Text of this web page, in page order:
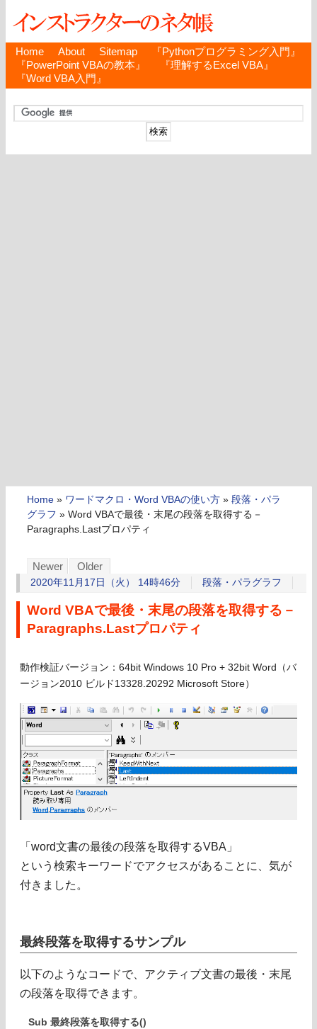
Home About Sitemap
『Pythonプログラミング入門』
『PowerPoint VBAの教本』
『理解するExcel VBA』
『Word VBA入門』
Home » ワードマクロ・Word VBAの使い方 » 段落・パラ
グラフ » Word VBAで最後・末尾の段落を取得する－
Paragraphs.Lastプロパティ
Newer Older
2020年11月17日（火） 14時46分 段落・パラグラフ
Word VBAで最後・末尾の段落を取得する－
Paragraphs.Lastプロパティ
動作検証バージョン：64bit Windows 10 Pro + 32bit Word（バ
ージョン2010 ビルド13328.20292 Microsoft Store）
「word文書の最後の段落を取得するVBA」
という検索キーワードでアクセスがあることに、気が
付きました。
最終段落を取得するサンプル
以下のようなコードで、アクティブ文書の最後・末尾
の段落を取得できます。
Sub 最終段落を取得する()